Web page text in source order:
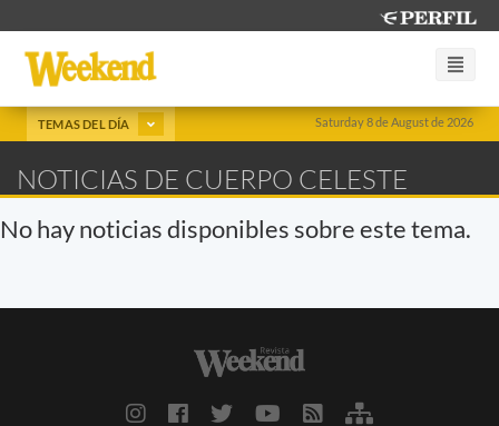
Saturday 8 de August de 2026
TEMAS DEL DÍA
NOTICIAS DE CUERPO CELESTE
No hay noticias disponibles sobre este tema.